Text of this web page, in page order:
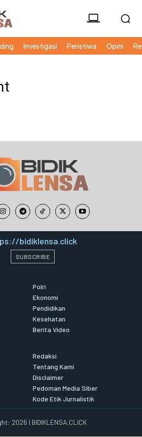
Investigasi Peristiwa Opini
bidiklensa.click
SUBSCRIBE
Polri
Ekonomi
Pendidikan
Kesehatan
Berita Video
Redaksi
Tentang Kami
Disclaimer
Pedoman Media Siber
Kode Etik Jurnalistik
2026 | BIDIKLENSA.CLICK